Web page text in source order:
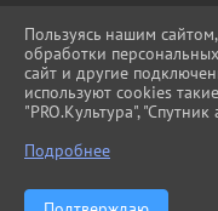
ВХОД
КАРТА САЙТА
ПОЛИТИКА
ДАННЫХ
СДЕЛАНО НА
Пользуясь нашим
обработки
сайт и другие
используют cookies
"PRO.Культура", "Спутник
Подробнее